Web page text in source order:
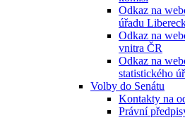
Odkaz na
úřadu
Odkaz na
vnitra ČR
Odkaz na
statistického
Volby do Senátu
Kontakty na
Právní